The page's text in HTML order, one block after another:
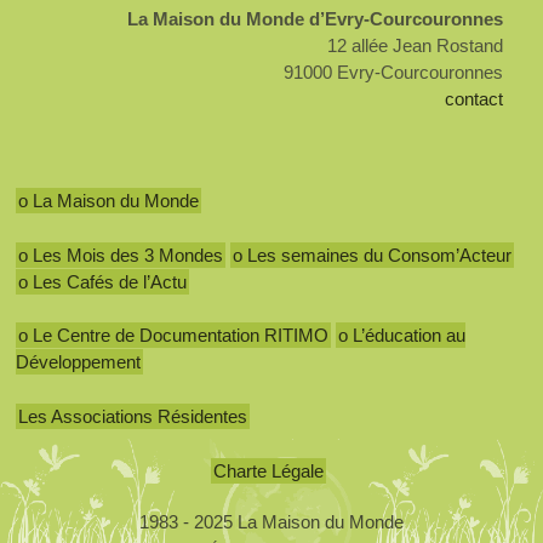
La Maison du Monde d’Evry-Courcouronnes
12 allée Jean Rostand
91000 Evry-Courcouronnes
contact
o La Maison du Monde
o Les Mois des 3 Mondes o Les semaines du Consom’Acteur
o Les Cafés de l’Actu
o Le Centre de Documentation RITIMO o L’éducation au
Développement
Les Associations Résidentes
Charte Légale
1983 - 2025 La Maison du Monde